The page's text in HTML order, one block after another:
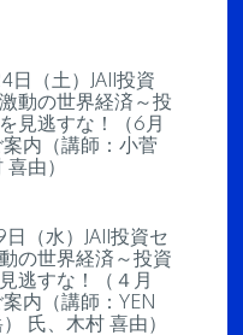
日（土）JAII投資
動の世界経済～投
見逃すな！（6月
内（講師：小菅
由）
日（水）JAII投資セ
の世界経済～投資
逃すな！（４月
内（講師：YEN
氏、木村 喜由）